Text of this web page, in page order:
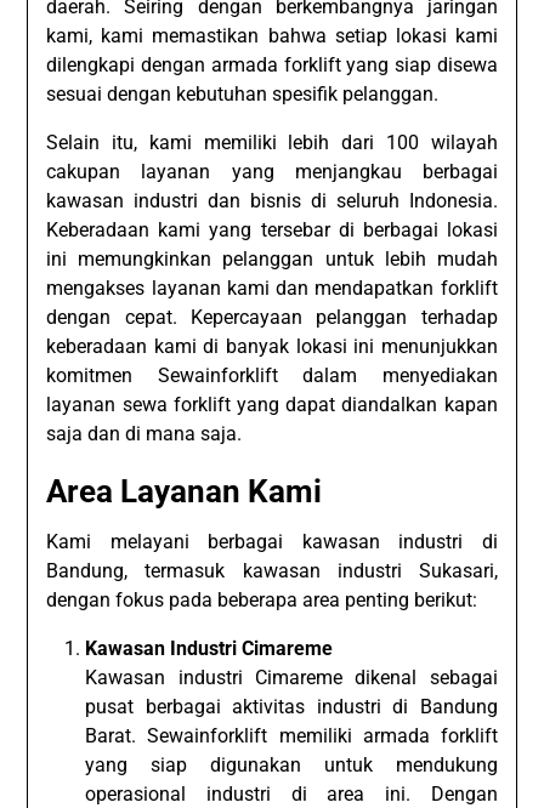
daerah. Seiring dengan berkembangnya jaringan
kami, kami memastikan bahwa setiap lokasi kami
dilengkapi dengan armada forklift yang siap disewa
sesuai dengan kebutuhan spesifik pelanggan.
Selain itu, kami memiliki lebih dari 100 wilayah
cakupan layanan yang menjangkau berbagai
kawasan industri dan bisnis di seluruh Indonesia.
Keberadaan kami yang tersebar di berbagai lokasi
ini memungkinkan pelanggan untuk lebih mudah
mengakses layanan kami dan mendapatkan forklift
dengan cepat. Kepercayaan pelanggan terhadap
keberadaan kami di banyak lokasi ini menunjukkan
komitmen Sewainforklift dalam menyediakan
layanan sewa forklift yang dapat diandalkan kapan
saja dan di mana saja.
Area Layanan Kami
Kami melayani berbagai kawasan industri di
Bandung, termasuk kawasan industri Sukasari,
dengan fokus pada beberapa area penting berikut:
Kawasan Industri Cimareme
Kawasan industri Cimareme dikenal sebagai
pusat berbagai aktivitas industri di Bandung
Barat. Sewainforklift memiliki armada forklift
yang siap digunakan untuk mendukung
operasional industri di area ini. Dengan